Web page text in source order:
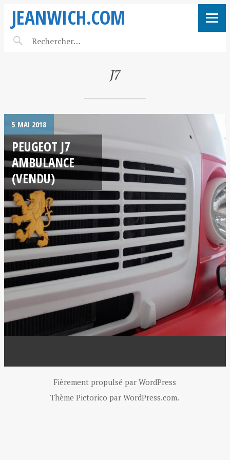
JEANWICH.COM
J7
5 MAI 2018
PEUGEOT J7
AMBULANCE
(VENDU)
Fièrement propulsé par WordPress
Thème Pictorico parWordPress.com.